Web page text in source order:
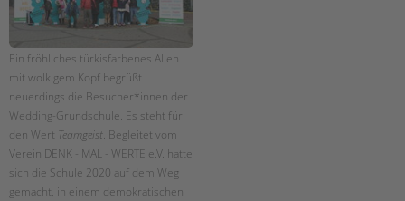
unkuerzbar
PRESSE
Magazin
KONTAKT
Impressum
Datenschutz
Ein fröhliches türkisfarbenes Alien
mit wolkigem Kopf begrüßt
neuerdings die Besucher*innen der
Wedding-Grundschule. Es steht für
den Wert Teamgeist. Begleitet vom
Verein DENK - MAL - WERTE e.V. hatte
sich die Schule 2020 auf dem Weg
gemacht, in einem demokratischen